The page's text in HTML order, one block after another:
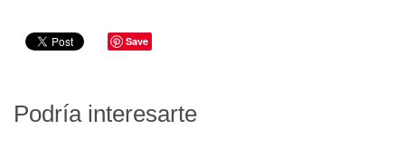
Save
Podría interesarte